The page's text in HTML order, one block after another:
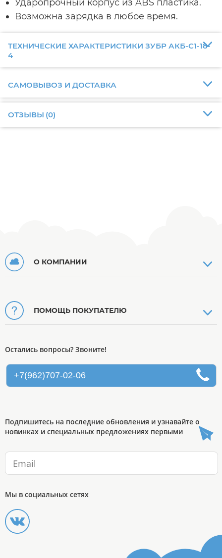
Ударопрочный корпус из ABS пластика.
Возможна зарядка в любое время.
ТЕХНИЧЕСКИЕ ХАРАКТЕРИСТИКИ ЗУБР АКБ-С1-18-
4
САМОВЫВОЗ И ДОСТАВКА
ОТЗЫВЫ (0)
О КОМПАНИИ
ПОМОЩЬ ПОКУПАТЕЛЮ
Остались вопросы? Звоните!
+7(962)707-02-06
Подпишитесь на последние обновления и узнавайте о
новинках и специальных предложениях первыми
Мы в социальных сетях